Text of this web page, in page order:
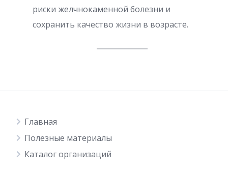
риски желчнокаменной болезни и
сохранить качество жизни в возрасте.
Главная
Полезные материалы
Каталог организаций